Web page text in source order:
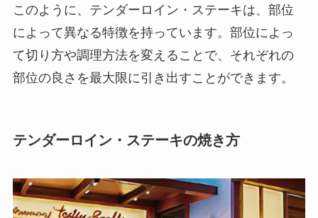
このように、テンダーロイン・ステーキは、部位
によって異なる特徴を持っています。部位によっ
て切り方や調理方法を変えることで、それぞれの
部位の良さを最大限に引き出すことができます。
テンダーロイン・ステーキの焼き方